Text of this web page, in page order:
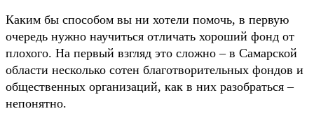
Каким бы способом вы ни хотели помочь, в первую
очередь нужно научиться отличать хороший фонд от
плохого. На первый взгляд это сложно – в Самарской
области несколько сотен благотворительных фондов и
общественных организаций, как в них разобраться –
непонятно.